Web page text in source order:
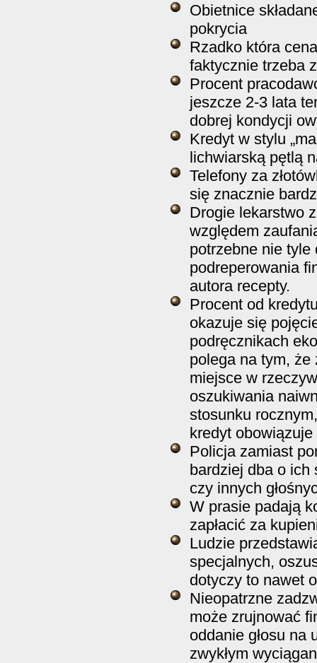
Obietnice
pokrycia
Rzadko która
faktycznie trzeba
Procent
jeszcze 2-3 lata
dobrej kondycji
Kredyt w stylu
lichwiarską pętlą
Telefony za
się znacznie
Drogie lekarstwo
względem
potrzebne nie
podreperowania
autora recepty.
Procent od
okazuje się
podręcznikach
polega na tym,
miejsce w
oszukiwania
stosunku
kredyt
Policja zamiast
bardziej dba o ich
czy innych
W prasie padają
zapłacić za
Ludzie
specjalnych,
dotyczy to nawet
Nieopatrzne
może zrujnować
oddanie głosu na
zwykłym